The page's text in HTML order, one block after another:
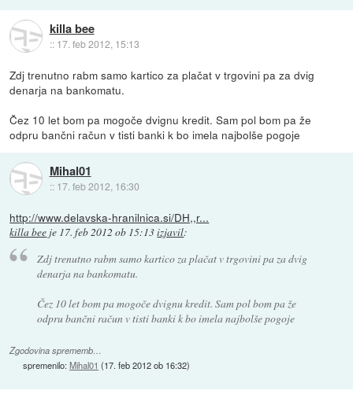
killa bee
:: 17. feb 2012, 15:13
Zdj trenutno rabm samo kartico za plačat v trgovini pa za dvig
denarja na bankomatu.
Čez 10 let bom pa mogoče dvignu kredit. Sam pol bom pa že
odpru bančni račun v tisti banki k bo imela najbolše pogoje
Mihal01
:: 17. feb 2012, 16:30
http://www.delavska-hranilnica.si/DH,,r...
killa bee je 17. feb 2012 ob 15:13izjavil:
Zdj trenutno rabm samo kartico za plačat v trgovini pa za dvig
denarja na bankomatu.
Čez 10 let bom pa mogoče dvignu kredit. Sam pol bom pa že
odpru bančni račun v tisti banki k bo imela najbolše pogoje
Zgodovina sprememb…
spremenilo:Mihal01 (17. feb 2012 ob 16:32)